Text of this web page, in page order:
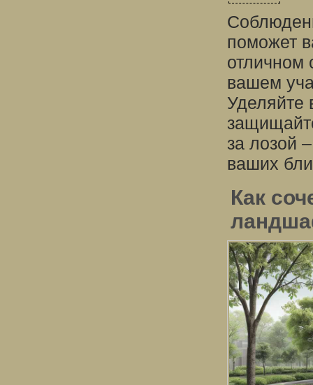
поможет
отличном
вашем
Уделяйте
за лозой
ваших
Как